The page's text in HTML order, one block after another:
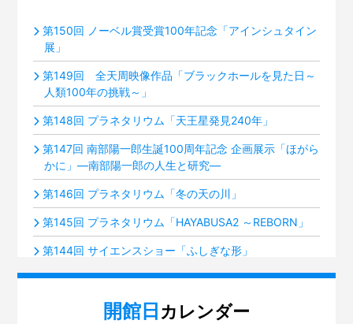
第150回 ノーベル賞受賞100年記念「アインシュタイン
展」
第149回 全天周映像作品「ブラックホールを見た日～
人類100年の挑戦～」
第148回 プラネタリウム「天王星発見240年」
第147回 南部陽一郎生誕100周年記念 企画展示「ほがら
かに」―南部陽一郎の人生と研究―
第146回 プラネタリウム「冬の天の川」
第145回 プラネタリウム「HAYABUSA2 ～REBORN」
第144回 サイエンスショー「ふしぎな形」
第143回 プラネタリウム「火星ふたたび接近中！」
第142回 ミニ企画「積み木のルーツ～フレーベル『恩
開館日 カレンダー